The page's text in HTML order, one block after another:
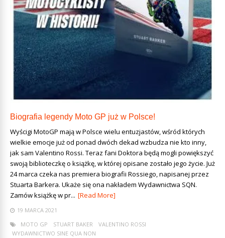
Biografia legendy Moto GP już w Polsce!
Wyścigi MotoGP mają w Polsce wielu entuzjastów, wśród których
wielkie emocje już od ponad dwóch dekad wzbudza nie kto inny,
jak sam Valentino Rossi. Teraz fani Doktora będą mogli powiększyć
swoją biblioteczkę o książkę, w której opisane zostało jego życie. Już
24 marca czeka nas premiera biografii Rossiego, napisanej przez
Stuarta Barkera. Ukaże się ona nakładem Wydawnictwa SQN.
Zamów książkę w pr... [Read More]
19 MARCA 2021
MOTO GP
STUART BAKER
VALENTINO ROSSI
WYDAWNICTWO SINE QUA NON